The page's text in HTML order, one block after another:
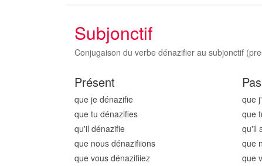
Subjonctif
Conjugaison du verbe dénazifier au subjonctif
Présent
que je dénazifie
que tu dénazifies
qu'il dénazifie
que nous dénazifiions
que vous dénazifiiez
que
que
qu'il
que
que